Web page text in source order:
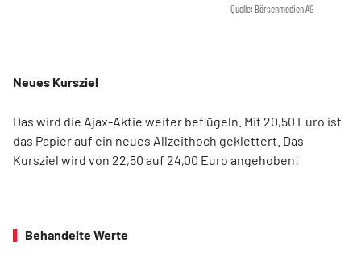
Quelle: Börsenmedien AG
Neues Kursziel
Das wird die Ajax-Aktie weiter beflügeln. Mit 20,50 Euro ist
das Papier auf ein neues Allzeithoch geklettert. Das
Kursziel wird von 22,50 auf 24,00 Euro angehoben!
Behandelte Werte